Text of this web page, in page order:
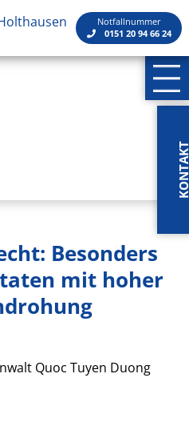
Notfallnummer
0151 20 94 66 24
Besonders
mit hoher
Quoc Tuyen Duong